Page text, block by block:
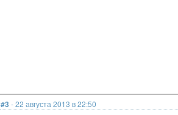
#3 - 22 августа 2013 в 22:50